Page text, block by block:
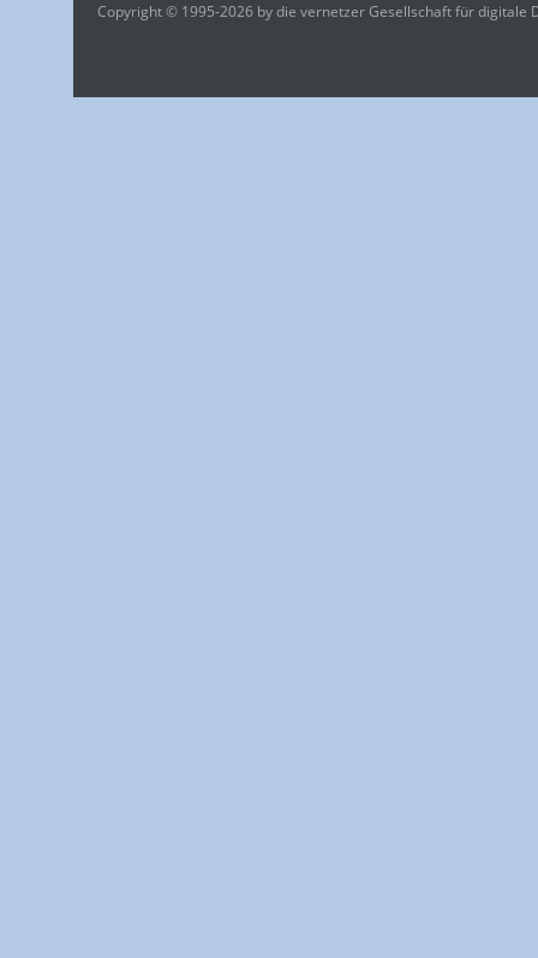
Copyright © 1995-2026 by die vernetzer Gesellschaft für digitale